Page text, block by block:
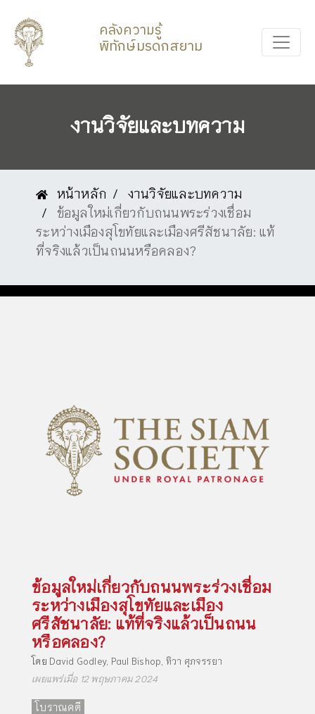
คลังความรู้
พิทักษ์มรดกสยาม
งานวิจัยและบทความ
หน้าหลัก
งานวิจัยและบทความ
ข้อมูลใหม่เกี่ยวกับถนนพระร่วงเชื่อม
ระหว่างเมืองสุโขทัยและเมืองศรีสัชนาลัย: แท้
ที่จริงแล้วเป็นถนนหรือคลอง?
ข้อมูลใหม่เกี่ยวกับถนนพระร่วงเชื่อม
ระหว่างเมืองสุโขทัยและเมือง
ศรีสัชนาลัย: แท้ที่จริงแล้วเป็นถนน
หรือคลอง?
โดย David Godley, Paul Bishop ทิวา ศุภจรรยา
เผยแพร่เมื่อ 12 พฤษภาคม 2024
โบราณคดี